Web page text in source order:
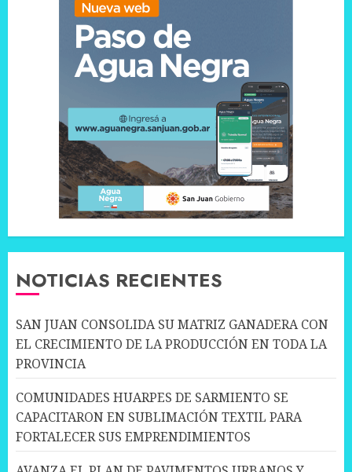
NOTICIAS RECIENTES
SAN JUAN CONSOLIDA SU MATRIZ GANADERA CON
EL CRECIMIENTO DE LA PRODUCCIÓN EN TODA LA
PROVINCIA
COMUNIDADES HUARPES DE SARMIENTO SE
CAPACITARON EN SUBLIMACIÓN TEXTIL PARA
FORTALECER SUS EMPRENDIMIENTOS